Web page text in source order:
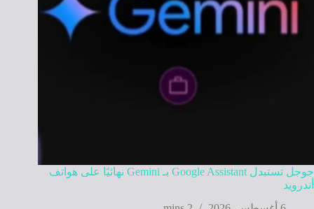
جوجل تستبدل Google Assistant بـ Gemini نهائيًا على هواتف
أندرويد